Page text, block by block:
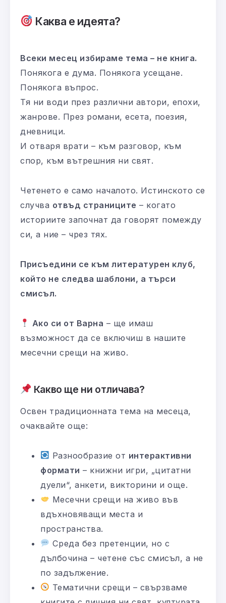
Каква е идеята?
Всеки месец избираме тема – не книга.
Понякога е дума. Понякога усещане.
Понякога въпрос.
Тя ни води през различни автори, епохи,
жанрове. През романи, есета, поезия,
дневници.
И отваря врати – към разговор, към
спор, към вътрешния ни свят.
Четенето е само началото. Истинското се
случва отвъд страниците – когато
историите започнат да говорят помежду
си, а ние – чрез тях.
Присъедини се към литературен клуб,
който не следва шаблони, а търси
смисъл.
Ако си от Варна – ще имаш
възможност да се включиш в нашите
месечни срещи на живо.
Какво ще ни отличава?
Освен традиционната тема на месеца,
очаквайте още:
Разнообразие от интерактивни
формати – книжни игри, „цитатни
дуели“, анкети, викторини и още.
Месечни срещи на живо във
вдъхновяващи места и
пространства.
Среда без претенции, но с
дълбочина – четене със смисъл, а не
по задължение.
Тематични срещи – свързваме